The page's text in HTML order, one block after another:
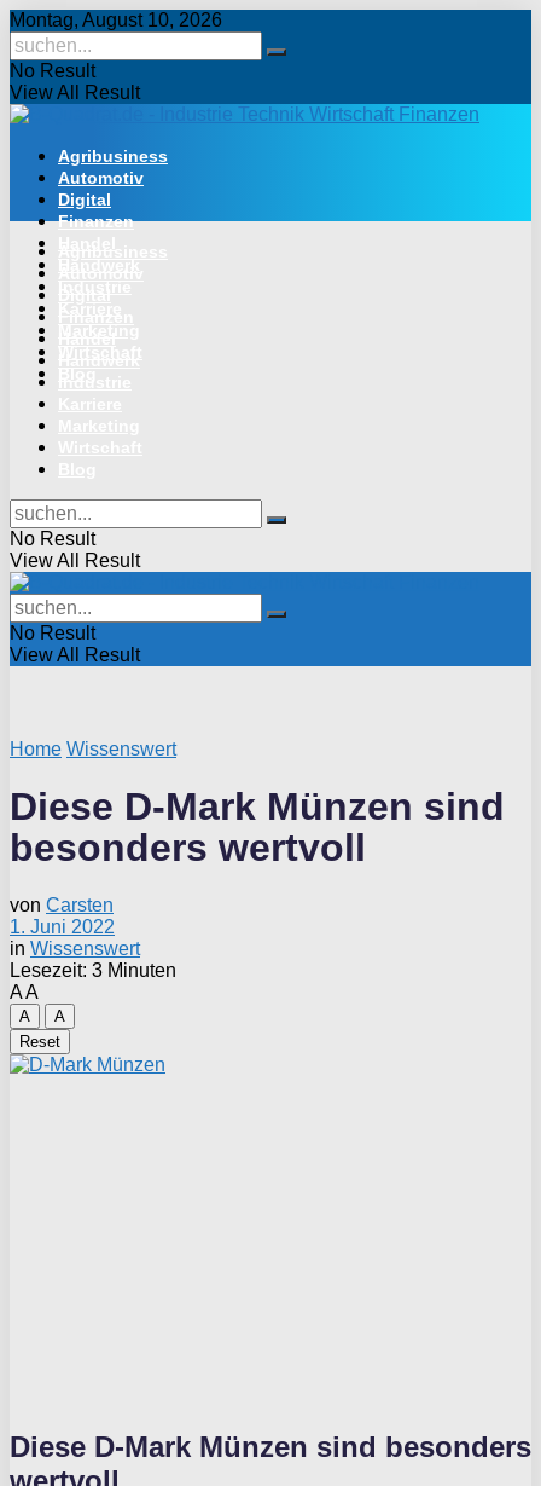
Montag, August 10, 2026
No Result
View All Result
Agribusiness
Automotiv
Digital
Finanzen
No Result
View All Result
No Result
View All Result
Home Wissenswert
Diese D-Mark Münzen sind
besonders wertvoll
von Carsten
1. Juni 2022
in Wissenswert
Lesezeit: 3 Minuten
AA
A
A
Reset
Diese D-Mark Münzen sind besonders